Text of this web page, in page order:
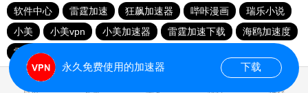
软件中心
雷霆加速 狂飙加速器 哔咔漫画
瑞乐小说
小美
小美vpn 小美加速器 雷霆加速下载
海鸥加速度
雷霆加速版ins
永久免费使用的加速器 下载